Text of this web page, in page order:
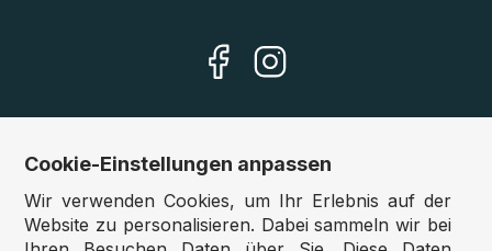
Unsere Shops
Deutschland:www.puzzle.de
Cookie-Einstellungen anpassen
Wir verwenden Cookies, um Ihr Erlebnis auf der
Website zu personalisieren. Dabei sammeln wir bei